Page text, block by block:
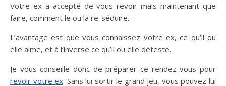
Votre ex a accepté de vous revoir mais maintenant que
faire, comment le ou la re-séduire.
L’avantage est que vous connaissez votre ex, ce qu’il ou
elle aime, et à l’inverse ce qu’il ou elle déteste.
Je vous conseille donc de préparer ce rendez vous pour
revoir votre ex. Sans lui sortir le grand jeu, vous pouvez lui